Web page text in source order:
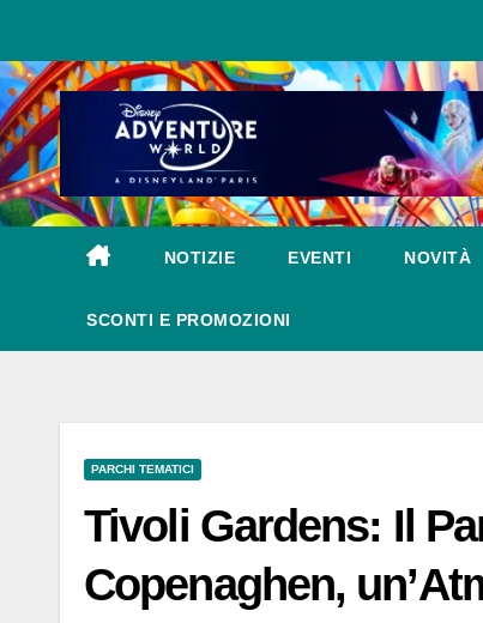
al
contenuto
NOTIZIE EVENTI NOVITÀ
SCONTI E PROMOZIONI
PARCHI TEMATICI
Tivoli Gardens: Il
Copenaghen,